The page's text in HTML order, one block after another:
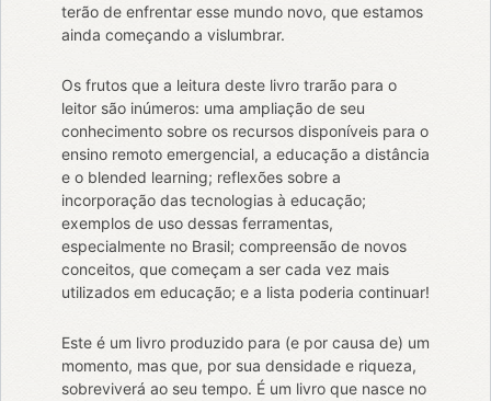
terão de enfrentar esse mundo novo, que estamos
ainda começando a vislumbrar.
Os frutos que a leitura deste livro trarão para o
leitor são inúmeros: uma ampliação de seu
conhecimento sobre os recursos disponíveis para o
ensino remoto emergencial, a educação a distância
e o blended learning; reflexões sobre a
incorporação das tecnologias à educação;
exemplos de uso dessas ferramentas,
especialmente no Brasil; compreensão de novos
conceitos, que começam a ser cada vez mais
utilizados em educação; e a lista poderia continuar!
Este é um livro produzido para (e por causa de) um
momento, mas que, por sua densidade e riqueza,
sobreviverá ao seu tempo. É um livro que nasce no